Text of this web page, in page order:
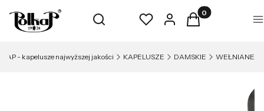
Otwórz wyszukiwarkę
Szukaj UlubioneZaloguj sięProdukty w
Koszyk
- kapelusze najwyższej jakości KAPELUSZE DAMSKIE WEŁNIANE